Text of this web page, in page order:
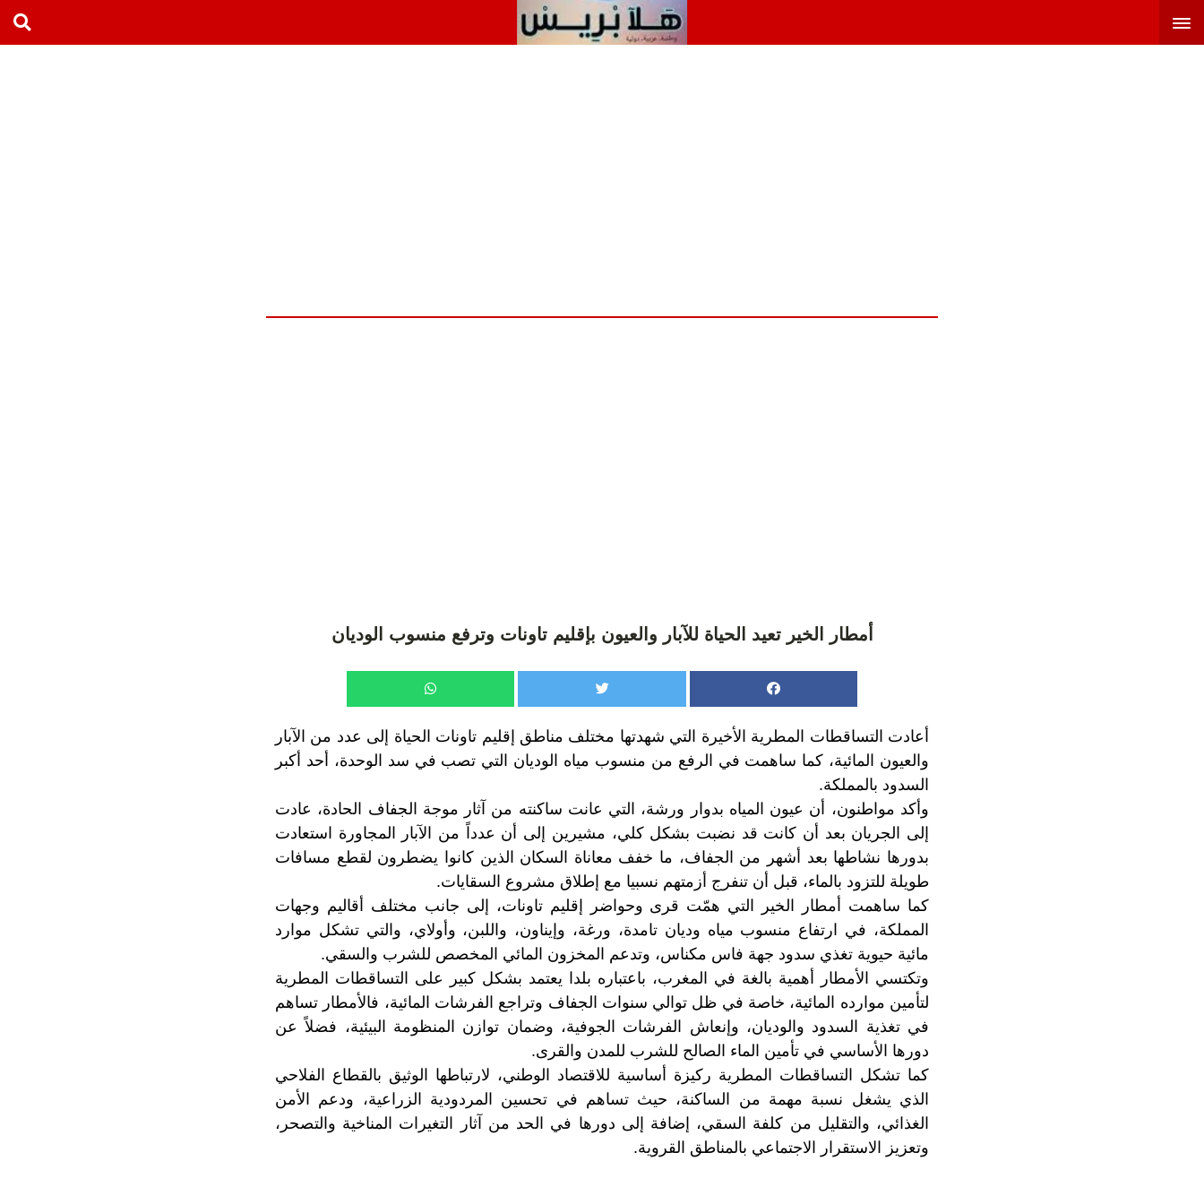
أمطار الخير تعيد الحياة للآبار والعيون بإقليم تاونات وترفع منسوب الوديان
أعادت التساقطات المطرية الأخيرة التي شهدتها مختلف مناطق إقليم تاونات الحياة إلى عدد من الآبار
والعيون المائية، كما ساهمت في الرفع من منسوب مياه الوديان التي تصب في سد الوحدة، أحد أكبر
السدود بالمملكة.
وأكد مواطنون، أن عيون المياه بدوار ورشة، التي عانت ساكنته من آثار موجة الجفاف الحادة، عادت
إلى الجريان بعد أن كانت قد نضبت بشكل كلي، مشيرين إلى أن عدداً من الآبار المجاورة استعادت
بدورها نشاطها بعد أشهر من الجفاف، ما خفف معاناة السكان الذين كانوا يضطرون لقطع مسافات
طويلة للتزود بالماء، قبل أن تنفرج أزمتهم نسبيا مع إطلاق مشروع السقايات.
كما ساهمت أمطار الخير التي همّت قرى وحواضر إقليم تاونات، إلى جانب مختلف أقاليم وجهات
المملكة، في ارتفاع منسوب مياه وديان تامدة، ورغة، وإيناون، واللبن، وأولاي، والتي تشكل موارد
مائية حيوية تغذي سدود جهة فاس مكناس، وتدعم المخزون المائي المخصص للشرب والسقي.
وتكتسي الأمطار أهمية بالغة في المغرب، باعتباره بلدا يعتمد بشكل كبير على التساقطات المطرية
لتأمين موارده المائية، خاصة في ظل توالي سنوات الجفاف وتراجع الفرشات المائية، فالأمطار تساهم
في تغذية السدود والوديان، وإنعاش الفرشات الجوفية، وضمان توازن المنظومة البيئية، فضلاً عن
دورها الأساسي في تأمين الماء الصالح للشرب للمدن والقرى.
كما تشكل التساقطات المطرية ركيزة أساسية للاقتصاد الوطني، لارتباطها الوثيق بالقطاع الفلاحي
الذي يشغل نسبة مهمة من الساكنة، حيث تساهم في تحسين المردودية الزراعية، ودعم الأمن
الغذائي، والتقليل من كلفة السقي، إضافة إلى دورها في الحد من آثار التغيرات المناخية والتصحر،
وتعزيز الاستقرار الاجتماعي بالمناطق القروية.